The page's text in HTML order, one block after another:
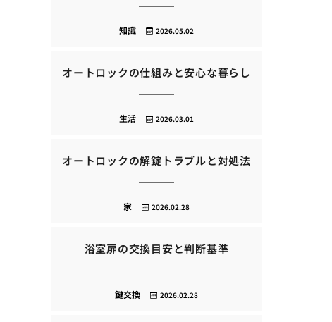
2026.05.02
知識
オートロックの仕組みと安心な暮らし
2026.03.01
生活
オートロックの解錠トラブルと対処法
2026.02.28
家
浴室扉の交換目安と判断基準
2026.02.28
鍵交換